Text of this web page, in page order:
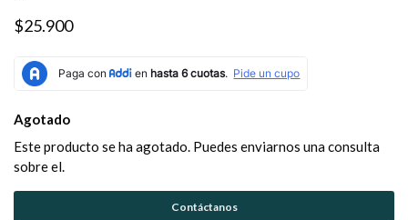
$25.900
Agotado
Este producto se ha agotado. Puedes enviarnos una consulta
sobre el.
Contáctanos